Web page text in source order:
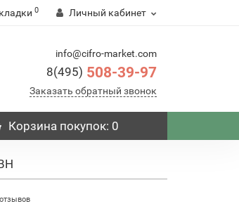
0 Личный кабинет
info@cifro-market.com
8(495) 508-39-97
Заказать обратный звонок
Корзинапокупок: 0